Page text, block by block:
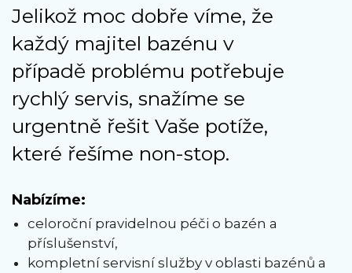
Jelikož moc dobře víme, že
každý majitel bazénu v
případě problému potřebuje
rychlý servis, snažíme se
urgentně řešit Vaše potíže,
které řešíme non-stop.
Nabízíme:
celoroční pravidelnou péči o bazén a
příslušenství,
kompletní servisní služby v oblasti bazénů a